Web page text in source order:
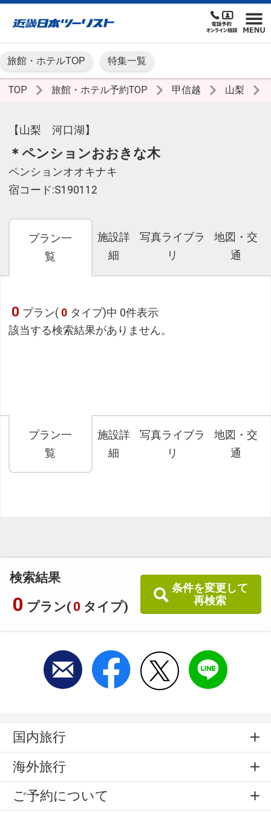
旅館・ホテルTOP 特集一覧
TOP 旅館・ホテル予約TOP 甲信越 山梨
【山梨 河口湖】
＊ペンションおおきな木
ペンションオオキナキ
宿コード:S190112
プラン一
覧
施設詳
細
写真ライブラ
リ
地図・交
通
検索結果
0 プラン( 0 タイプ)
条件を変更して
再検索
0 プラン( 0 タイプ)中 0件表示
該当する検索結果がありません。
プラン一
覧
施設詳
細
写真ライブラ
リ
地図・交
通
国内旅行
海外旅行
ご予約について